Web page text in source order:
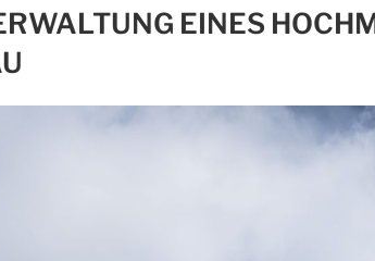
EINES